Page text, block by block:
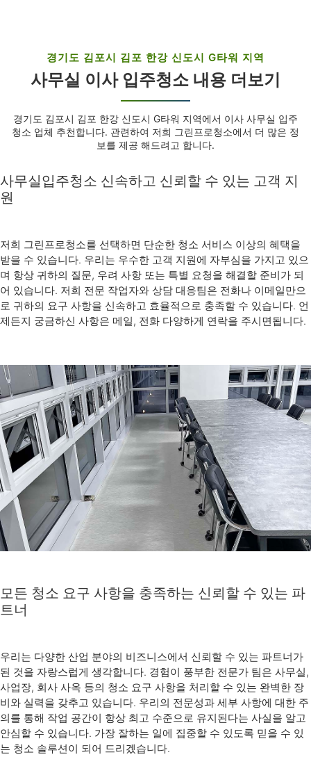
경기도 김포시 김포 한강 신도시 G타워 지역
사무실 이사 입주청소 내용 더보기
경기도 김포시 김포 한강 신도시 G타워 지역에서 이사 사무실 입주
청소 업체 추천합니다. 관련하여 저희 그린프로청소에서 더 많은 정
보를 제공 해드려고 합니다.
사무실입주청소 신속하고 신뢰할 수 있는 고객 지
원
저희 그린프로청소를 선택하면 단순한 청소 서비스 이상의 혜택을
받을 수 있습니다. 우리는 우수한 고객 지원에 자부심을 가지고 있으
며 항상 귀하의 질문, 우려 사항 또는 특별 요청을 해결할 준비가 되
어 있습니다. 저희 전문 작업자와 상담 대응팀은 전화나 이메일만으
로 귀하의 요구 사항을 신속하고 효율적으로 충족할 수 있습니다. 언
제든지 궁금하신 사항은 메일, 전화 다양하게 연락을 주시면됩니다.
모든 청소 요구 사항을 충족하는 신뢰할 수 있는 파
트너
우리는 다양한 산업 분야의 비즈니스에서 신뢰할 수 있는 파트너가
된 것을 자랑스럽게 생각합니다. 경험이 풍부한 전문가 팀은 사무실,
사업장, 회사 사옥 등의 청소 요구 사항을 처리할 수 있는 완벽한 장
비와 실력을 갖추고 있습니다. 우리의 전문성과 세부 사항에 대한 주
의를 통해 작업 공간이 항상 최고 수준으로 유지된다는 사실을 알고
안심할 수 있습니다. 가장 잘하는 일에 집중할 수 있도록 믿을 수 있
는 청소 솔루션이 되어 드리겠습니다.